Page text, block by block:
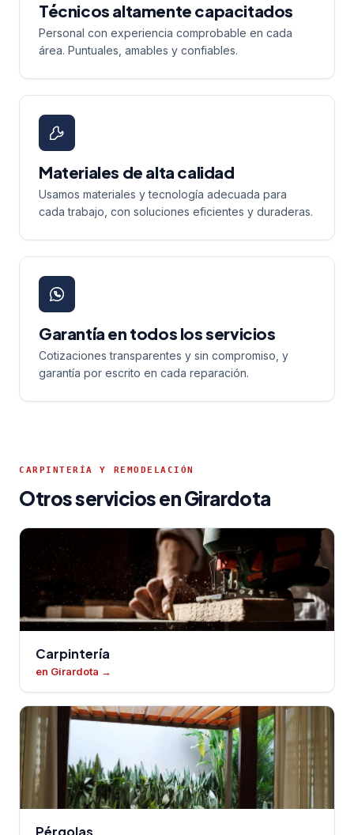
Técnicos altamente capacitados
Personal con experiencia comprobable en cada
área. Puntuales, amables y confiables.
Materiales de alta calidad
Usamos materiales y tecnología adecuada para
cada trabajo, con soluciones eficientes y duraderas.
Garantía en todos los servicios
Cotizaciones transparentes y sin compromiso, y
garantía por escrito en cada reparación.
CARPINTERÍA Y REMODELACIÓN
Otros servicios en Girardota
Carpintería
en Girardota →
Pérgolas